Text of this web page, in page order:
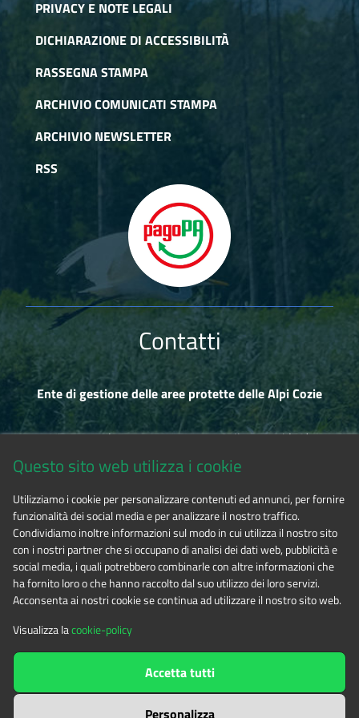
PRIVACY E NOTE LEGALI
DICHIARAZIONE DI ACCESSIBILITÀ
RASSEGNA STAMPA
ARCHIVIO COMUNICATI STAMPA
ARCHIVIO NEWSLETTER
RSS
Contatti
Ente di gestione delle aree protette delle Alpi Cozie
Via Fransuà Fontan, 1 - 10050 Salbertrand (TO)
Tel. 0122.854720
E-mailalpicozie@cert.ruparpiemonte.it
The contents of this websitebyEnte di gestione delle aree
protette delle Alpi Cozieis licensed under
Attribution-NonCommercial-NoDerivatives 4.0 International
Questo sito web utilizza i cookie
Utilizziamo i cookie per personalizzare contenuti ed annunci, per fornire
funzionalità dei social media e per analizzare il nostro traffico.
Condividiamo inoltre informazioni sul modo in cui utilizza il nostro sito
con i nostri partner che si occupano di analisi dei dati web, pubblicità e
social media, i quali potrebbero combinarle con altre informazioni che
ha fornito loro o che hanno raccolto dal suo utilizzo dei loro servizi.
Acconsenta ai nostri cookie se continua ad utilizzare il nostro sito web.
Visualizza lacookie-policy
Personalizza
Accetta tutti